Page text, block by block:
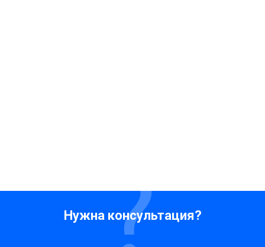
Нужна консультация?